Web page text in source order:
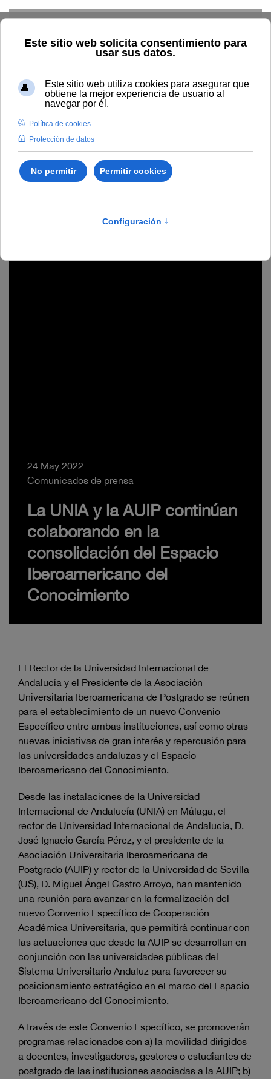
24 May 2022
Comunicados de prensa
La UNIA y la AUIP continúan
colaborando en la
consolidación del Espacio
Iberoamericano del
Conocimiento
El Rector de la Universidad Internacional de
Andalucía y el Presidente de la Asociación
Universitaria Iberoamericana de Postgrado se reúnen
para el establecimiento de un nuevo Convenio
Específico entre ambas instituciones, así como otras
nuevas iniciativas de gran interés y repercusión para
las universidades andaluzas y el Espacio
Iberoamericano del Conocimiento.
Desde las instalaciones de la Universidad
Internacional de Andalucía (UNIA) en Málaga, el
rector de Universidad Internacional de Andalucía, D.
José Ignacio García Pérez, y el presidente de la
Asociación Universitaria Iberoamericana de
Postgrado (AUIP) y rector de la Universidad de Sevilla
(US), D. Miguel Ángel Castro Arroyo, han mantenido
una reunión para avanzar en la formalización del
nuevo Convenio Específico de Cooperación
Académica Universitaria, que permitirá continuar con
las actuaciones que desde la AUIP se desarrollan en
conjunción con las universidades públicas del
Sistema Universitario Andaluz para favorecer su
posicionamiento estratégico en el marco del Espacio
Iberoamericano del Conocimiento.
A través de este Convenio Específico, se promoverán
programas relacionados con a) la movilidad dirigidos
a docentes, investigadores, gestores o estudiantes de
postgrado de las instituciones asociadas a la AUIP; b)